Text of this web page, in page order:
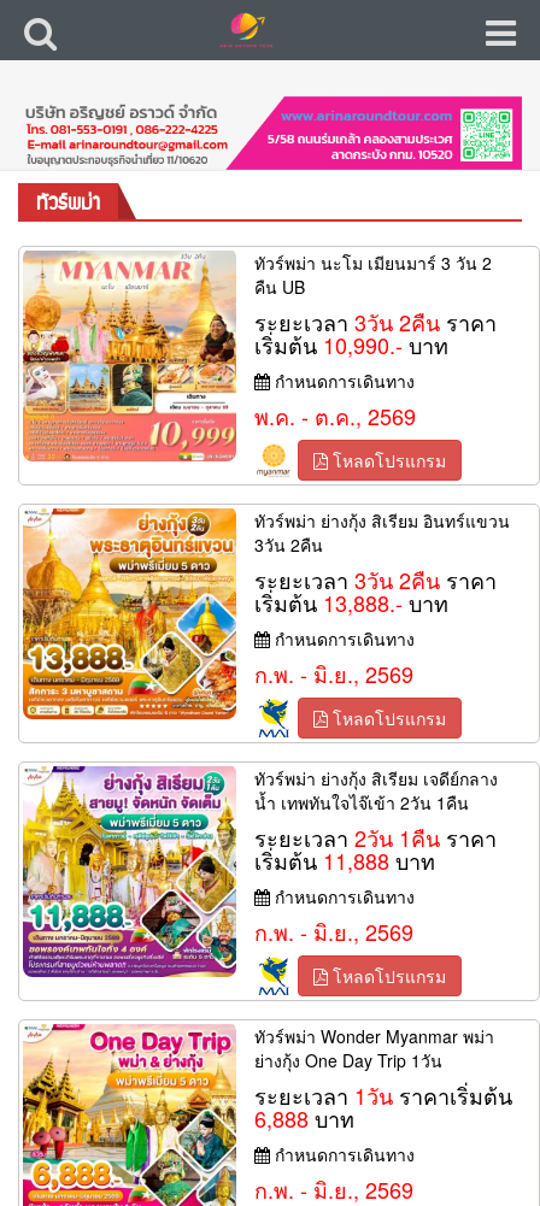
ทัวร์พม่า
ทัวร์พม่า นะโม เมียนมาร์ 3 วัน 2
คืน UB
ระยะเวลา3วัน 2คืน ราคา
เริ่มต้น 10,990.-บาท
กำหนดการเดินทาง
พ.ค. - ต.ค., 2569
โหลดโปรแกรม
ทัวร์พม่า ย่างกุ้ง สิเรียม อินทร์แขวน
3วัน 2คืน
ระยะเวลา3วัน 2คืน ราคา
เริ่มต้น 13,888.-บาท
กำหนดการเดินทาง
ก.พ. - มิ.ย., 2569
โหลดโปรแกรม
ทัวร์พม่า ย่างกุ้ง สิเรียม เจดีย์กลาง
น้ำ เทพทันใจไจ๊เข้า 2วัน 1คืน
ระยะเวลา2วัน 1คืน ราคา
เริ่มต้น 11,888บาท
กำหนดการเดินทาง
ก.พ. - มิ.ย., 2569
โหลดโปรแกรม
ทัวร์พม่า Wonder Myanmar พม่า
ย่างกุ้ง One Day Trip 1วัน
ระยะเวลา 1วัน ราคาเริ่มต้น
6,888บาท
กำหนดการเดินทาง
ก.พ. - มิ.ย., 2569